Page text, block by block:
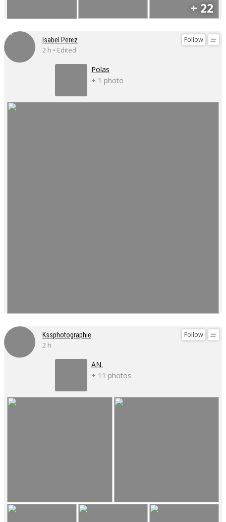
+ 22
Follow
Isabel Perez
2 h • Edited
Polas
+ 1 photo
Follow
Kssphotographie
2 h
AN.
+ 11 photos